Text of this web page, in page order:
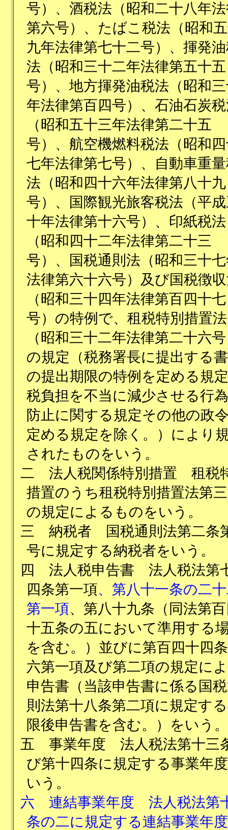
号）、酒税法（昭和二十八年
第六号）、たばこ税法（昭和
九年法律第七十二号）、揮発
法（昭和三十二年法律第五十五
号）、地方揮発油税法（昭和
年法律第百四号）、石油石炭
（昭和五十三年法律第二十五
号）、航空機燃料税法（昭和
七年法律第七号）、自動車重
法（昭和四十六年法律第八十九
号）、国際観光旅客税法（平
十年法律第十六号）、印紙税法
（昭和四十二年法律第二十三
号）、国税通則法（昭和三十
法律第六十六号）及び国税徴
（昭和三十四年法律第百四十七
号）の特例で、租税特別措置法
（昭和三十二年法律第二十六
の規定（税務署長に提出する
の提出期限の特例を定める規
税負担を不当に減少させる行
防止に関する規定その他の政
定める規定を除く。）により
されたものをいう。
二
法人税関係特別措置 租税
措置のうち租税特別措置法第
の規定によるものをいう。
三
納税者 国税通則法第二条
号に規定する納税者をいう。
四
法人税申告書 法人税法第
四条第一項、第八十一条の二
第一項、第八十九条（同法第
十五条の五において準用する
を含む。）並びに第百四十四
六第一項及び第二項の規定に
申告書（当該申告書に係る国
則法第十八条第二項に規定す
限後申告書を含む。）をいう。
五
事業年度 法人税法第十三
び第十四条に規定する事業年
いう。
六
連結事業年度 法人税法第
条の二に規定する連結事業年